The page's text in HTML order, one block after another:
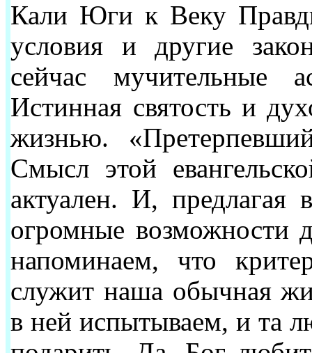
Кали Юги к Веку
условия и другие
сейчас мучительные
Истинная святость и
жизнью.
Смысл этой
актуален. И,
огромные возможности
напоминаем, что
служит наша обычная
в ней испытываем, и та